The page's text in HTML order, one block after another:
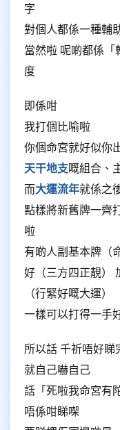
字
對個人都係一種輔
當然啦 呢啲都係
度
即係咁
我打個比喻啦
你個命宮就好似你
天干地支嘅組合、
而大運流年就係之
點樣將新舊牌一齊
啦
有啲人副基本牌（
好（三方四正靚）
（行緊好嘅大運）
一樣可以打得一手
所以話 千祈唔好睇
就自己嚇自己
話「死啦我命宮有
唔係咁睇㗎